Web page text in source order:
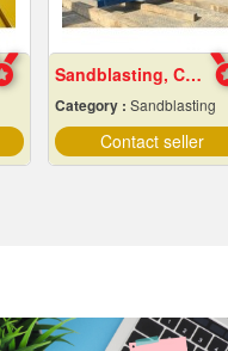
Sandblasting, Chonburi
Category : Sandblasting
Contact seller